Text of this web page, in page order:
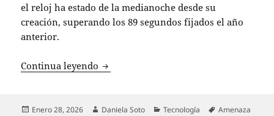
el reloj ha estado de la medianoche desde su
creación, superando los 89 segundos fijados el año
anterior.
Continua leyendo El Reloj del Juicio Final se acerca a la
Publicado
Enero 28, 2026 Autor
Daniela Soto Categorías
Tecnología Etiquetas
Amenaza